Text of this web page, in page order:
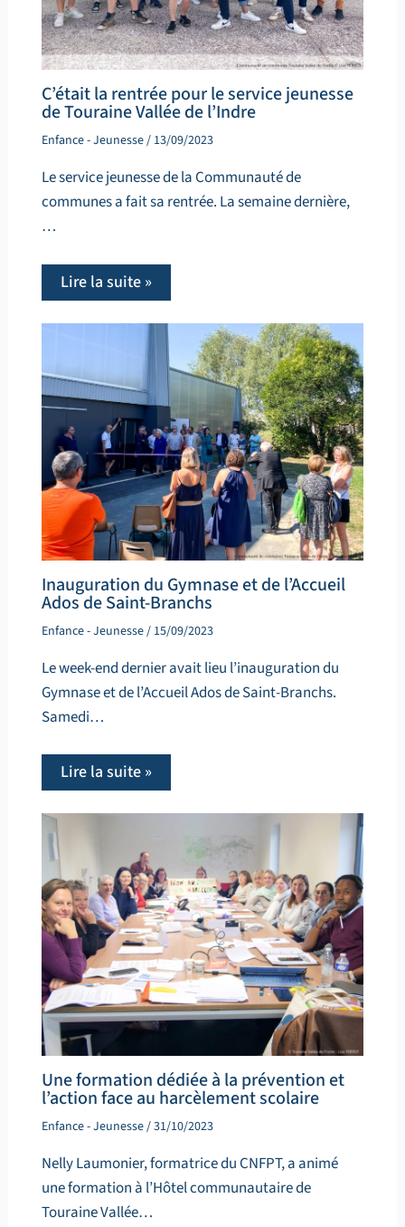
C’était la rentrée pour le service jeunesse
de Touraine Vallée de l’Indre
Enfance - Jeunesse/ 13/09/2023
Le service jeunesse de la Communauté de
communes a fait sa rentrée. La semaine dernière,
…
Lire la suite »
Inauguration du Gymnase et de l’Accueil
Ados de Saint-Branchs
Enfance - Jeunesse/ 15/09/2023
Le week-end dernier avait lieu l’inauguration du
Gymnase et de l’Accueil Ados de Saint-Branchs.
Samedi…
Lire la suite »
Une formation dédiée à la prévention et
l’action face au harcèlement scolaire
Enfance - Jeunesse/31/10/2023
Nelly Laumonier, formatrice du CNFPT, a animé
une formation à l’Hôtel communautaire de
Touraine Vallée…